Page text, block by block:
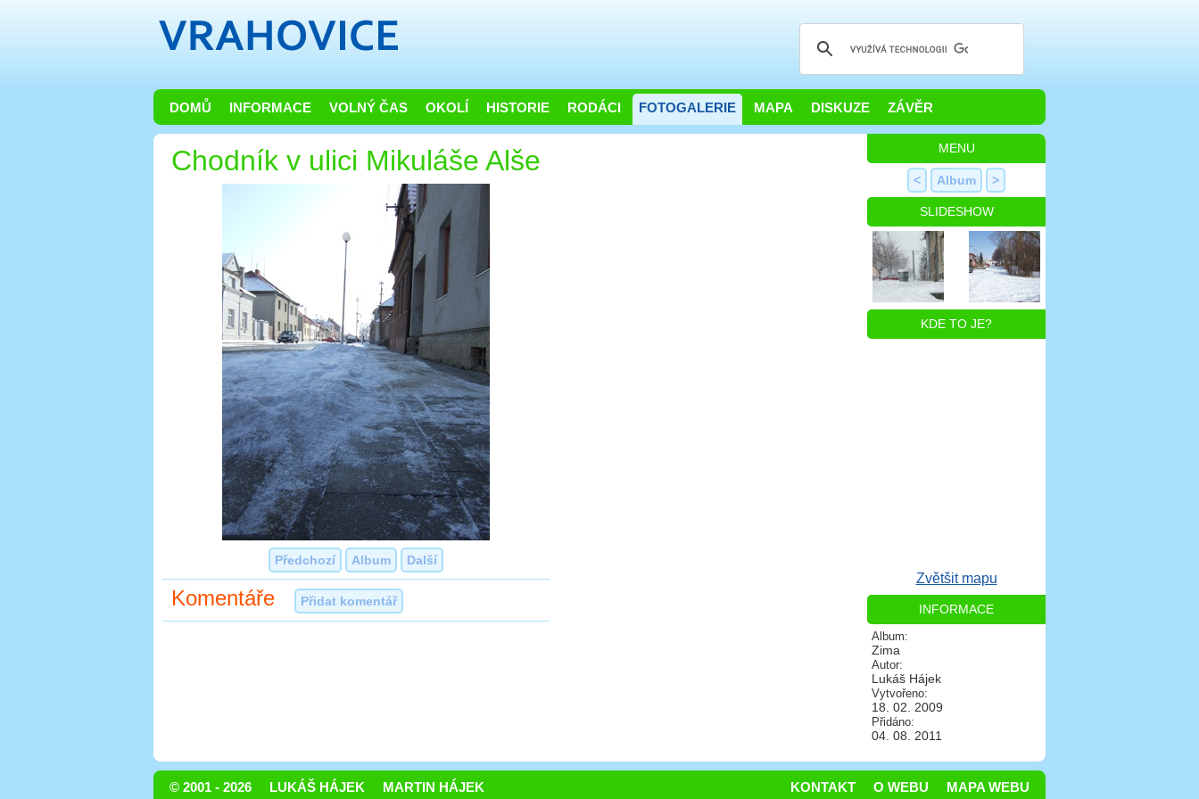
DOMŮ INFORMACE VOLNÝ ČAS OKOLÍ HISTORIE RODÁCI FOTOGALERIE MAPA DISKUZE ZÁVĚR
Chodník v ulici Mikuláše Alše
Předchozí Album Další
Komentáře Přidat komentář
MENU
< Album >
SLIDESHOW
KDE TO JE?
Zvětšit mapu
INFORMACE
Album:
Zima
Autor:
Lukáš Hájek
Vytvořeno:
18. 02. 2009
Přidáno:
04. 08. 2011
© 2001 - 2026 LUKÁŠ HÁJEK MARTIN HÁJEK MAPA WEBU
O WEBU
KONTAKT